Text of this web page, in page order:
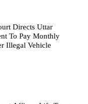
Directs Uttar
To Pay Monthly
Illegal Vehicle